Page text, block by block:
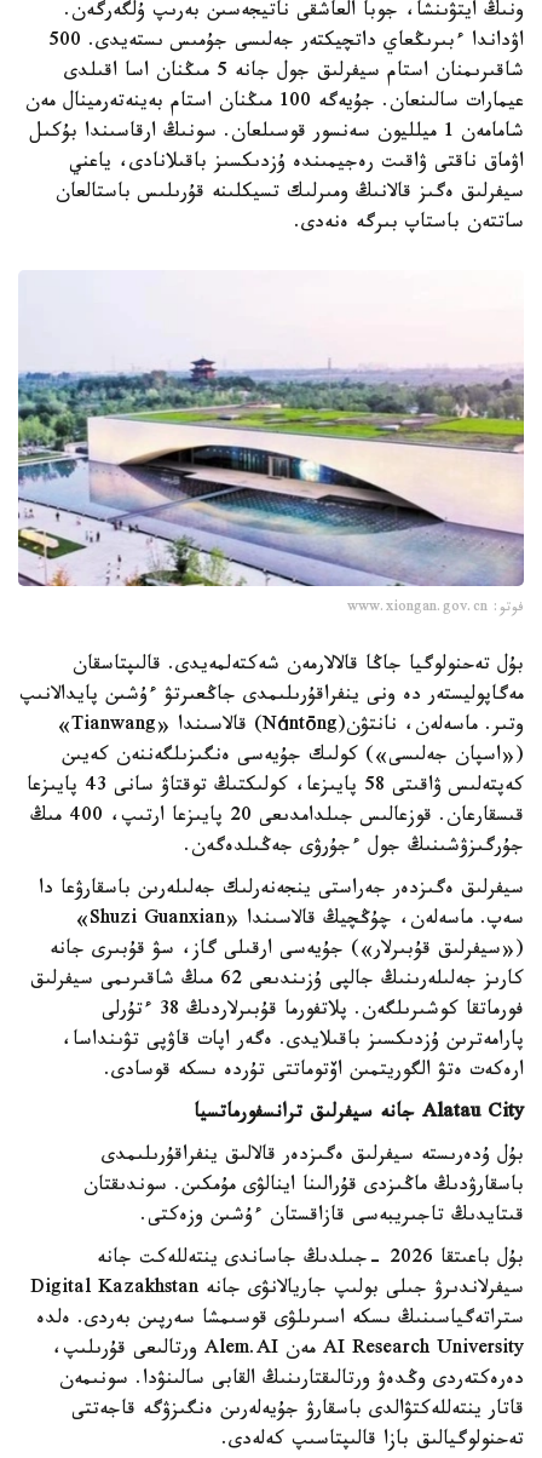
ونىڭ ايتۋىنشا، جوبا العاشقى ناتيجەسىن بەرىپ ۇلگەرگەن.
اۋداندا ءبىرىڭعاي داتچيكتەر جەلىسى جۇمىس ىستەيدى. 500
شاقىرىمنان استام سيفرلىق جول جانە 5 مىڭنان اسا اقىلدى
عيمارات سالىنعان. جۇيەگە 100 مىڭنان استام بەينەتەرمينال مەن
شامامەن 1 ميلليون سەنسور قوسىلعان. سونىڭ ارقاسىندا بۇكىل
اۋماق ناقتى ۋاقىت رەجيمىندە ۇزدىكسىز باقىلانادى، ياعني
سيفرلىق ەگىز قالانىڭ ومىرلىك تسيكلىنە قۇرىلىس باستالعان
ساتتەن باستاپ بىرگە ەنەدى.
فوتو: www.xiongan.gov.cn
بۇل تەحنولوگيا جاڭا قالالارمەن شەكتەلمەيدى. قالىپتاسقان
مەگاپوليستەر دە ونى ينفراقۇرىلىمدى جاڭعىرتۋ ءۇشىن پايدالانىپ
وتىر. ماسەلەن، نانتۋن(Nántōng) قالاسىندا «Tianwang»
(«اسپان جەلىسى») كولىك جۇيەسى ەنگىزىلگەننەن كەيىن
كەپتەلىس ۋاقىتى 58 پايىزعا، كولىكتىڭ توقتاۋ سانى 43 پايىزعا
قىسقارعان. قوزعالىس جىلدامدىعى 20 پايىزعا ارتىپ، 400 مىڭ
جۇرگىزۋشىنىڭ جول ءجۇرۋى جەڭىلدەگەن.
سيفرلىق ەگىزدەر جەراستى ينجەنەرلىك جەلىلەرىن باسقارۋعا دا
سەپ. ماسەلەن، چۇڭچيڭ قالاسىندا «Shuzi Guanxian»
(«سيفرلىق قۇبىرلار») جۇيەسى ارقىلى گاز، سۋ قۇبىرى جانە
كارىز جەلىلەرىنىڭ جالپى ۇزىندىعى 62 مىڭ شاقىرىمى سيفرلىق
فورماتقا كوشىرىلگەن. پلاتفورما قۇبىرلاردىڭ 38 ءتۇرلى
پارامەترىن ۇزدىكسىز باقىلايدى. ەگەر اپات قاۋپى تۋىنداسا،
ارەكەت ەتۋ الگوريتمىن اۆتوماتتى تۇردە ىسكە قوسادى.
Alatau City جانە سيفرلىق ترانسفورماتسيا
بۇل ۇدەرىستە سيفرلىق ەگىزدەر قالالىق ينفراقۇرىلىمدى
باسقارۋدىڭ ماڭىزدى قۇرالىنا اينالۋى مۇمكىن. سوندىقتان
قىتايدىڭ تاجىريبەسى قازاقستان ءۇشىن وزەكتى.
بۇل باعىتقا 2026 -جىلدىڭ جاساندى ينتەللەكت جانە
سيفرلاندىرۋ جىلى بولىپ جاريالانۋى جانە Digital Kazakhstan
ستراتەگياسىنىڭ ىسكە اسىرىلۋى قوسىمشا سەرپىن بەردى. ەلدە
AI Research University مەن Alem.AI ورتالىعى قۇرىلىپ،
دەرەكتەردى وڭدەۋ ورتالىقتارىنىڭ القابى سالىنۋدا. سونىمەن
قاتار ينتەللەكتۋالدى باسقارۋ جۇيەلەرىن ەنگىزۋگە قاجەتتى
تەحنولوگيالىق بازا قالىپتاسىپ كەلەدى.